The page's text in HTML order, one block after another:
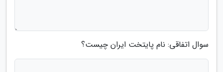
سوال اتفاقی: نام پایتخت ایران چیست؟